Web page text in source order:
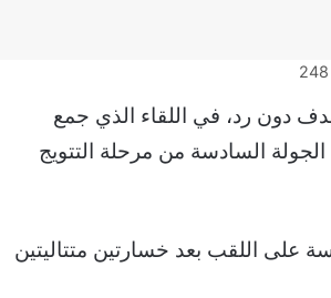
248
دون رد، في اللقاء الذي جمع
السادسة من مرحلة التتويج
على اللقب بعد خسارتين متتاليتين